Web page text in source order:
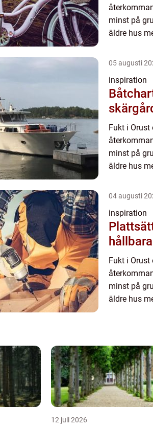
minst på
äldre hus
05 augusti
inspiration
Fukt i
minst på
äldre hus
04 augusti
inspiration
Plattsättning
Fukt i
minst på
äldre hus
12 juli 2026